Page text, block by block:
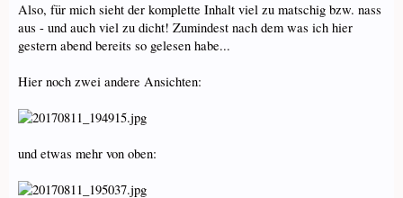
Also, für mich sieht der komplette Inhalt viel zu matschig bzw. nass
aus - und auch viel zu dicht! Zumindest nach dem was ich hier
gestern abend bereits so gelesen habe...
Hier noch zwei andere Ansichten:
und etwas mehr von oben: